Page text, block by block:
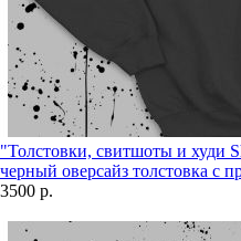
"Толстовки, свитшоты и худи
черный оверсайз толстовка с
3500 р.